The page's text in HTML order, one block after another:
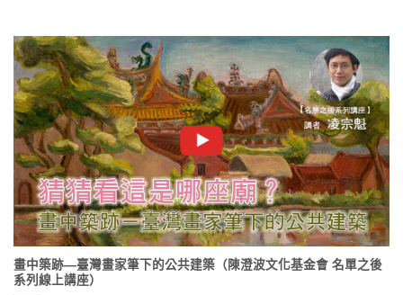
畫中築跡—臺灣畫家筆下的公共建築（陳澄波文化基金會 名單之後
系列線上講座）